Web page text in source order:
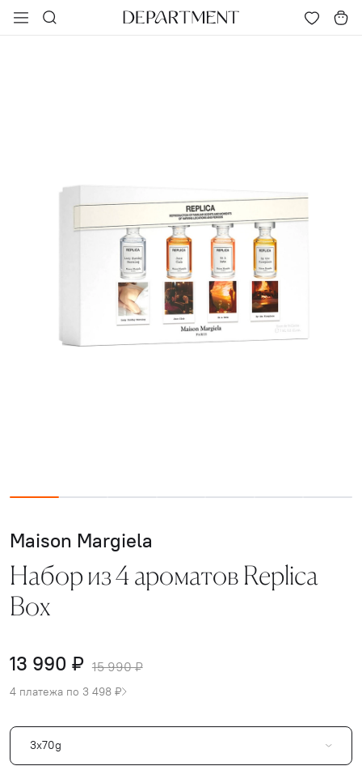
Maison Margiela
Набор из 4 ароматов Replica
Box
13 990 ₽ 15 990 ₽
4 платежа по 3 498 ₽
3x70g